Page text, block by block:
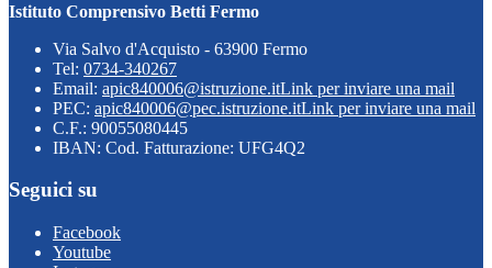
Istituto Comprensivo Betti Fermo
Via Salvo d'Acquisto - 63900 Fermo
Tel: 0734-340267
Email: apic840006@istruzione.itLink per inviare una mail
PEC: apic840006@pec.istruzione.itLink per inviare una mail
C.F.: 90055080445
IBAN: Cod. Fatturazione: UFG4Q2
Seguici su
Facebook
Youtube